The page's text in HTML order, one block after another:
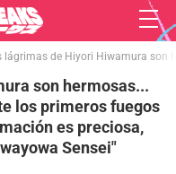
lágrimas de Hiyori Hiwamura son
son hermosas...
los primeros fuegos
es preciosa,
Sensei"